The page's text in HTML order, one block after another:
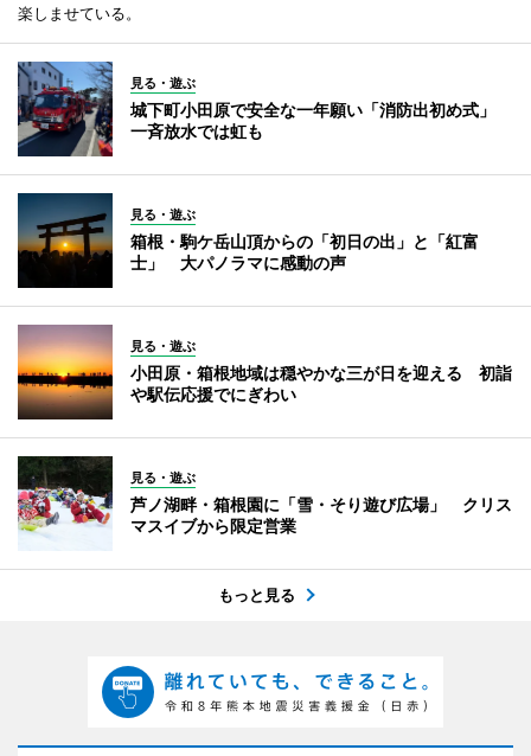
楽しませている。
見る・遊ぶ
城下町小田原で安全な一年願い「消防出初め式」
一斉放水では虹も
見る・遊ぶ
箱根・駒ケ岳山頂からの「初日の出」と「紅富
士」 大パノラマに感動の声
見る・遊ぶ
小田原・箱根地域は穏やかな三が日を迎える 初詣
や駅伝応援でにぎわい
見る・遊ぶ
芦ノ湖畔・箱根園に「雪・そり遊び広場」 クリス
マスイブから限定営業
もっと見る